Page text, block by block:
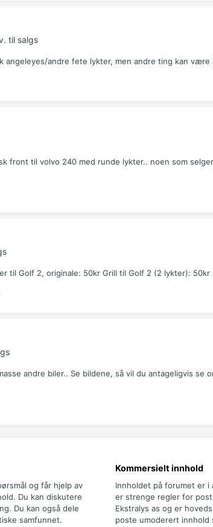
til salgs
angeleyes/andre fete lykter, men andre ting kan være
front til volvo 240 med runde lykter.. noen som
til Golf 2, originale: 50kr Grill til Golf 2 (2 lykter):
andre biler.. Se bildene, så vil du antageligvis
og får hjelp av
Du kan diskutere
Du kan også dele
samfunnet.
Kommersielt innhold
Innholdet på forumet er i
er strenge regler for
Ekstralys as og er
poste umoderert innhold